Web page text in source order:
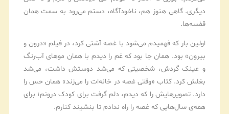
دیگری. گاهی هنوز هم، ناخودآگاه، دستم می‌رود به سمت همان
قفسه‌ها.
اولین بار که فهمیدم می‌شود با غصه آشتی کرد، در فیلم «درون و
بیرون» بود. همان جا بود که غم را دیدم با همان موهای آب‌رنگ
و عینک گردش، شخصیتی که می‌شد دوستش داشت، می‌شد
بغلش کرد. کتاب «وقتی غصه در خانه‌ات را می‌زند» همان حس را
دارد. تصویرهایش را که دیدم، دلم گرفت برای کودک درونم؛ برای
همه‌ی سال‌هایی که غصه را راه ندادم تا بنشیند کنارم.